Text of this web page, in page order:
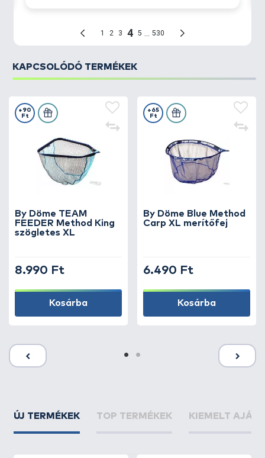
KAPCSOLÓDÓ TERMÉKEK
By Döme TEAM
FEEDER Method King
szögletes XL
+90
Ft
8.990 Ft
Kosárba
By Döme Blue Method
Carp XL merítőfej
+65
Ft
6.490 Ft
Kosárba
ÚJ TERMÉKEK TOP TERMÉKEK KIEMELT